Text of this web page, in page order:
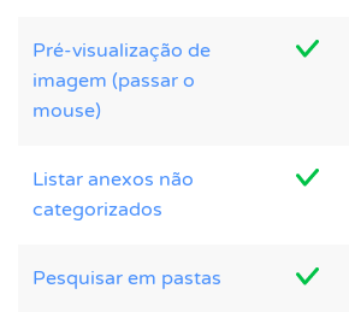
Pré-visualização de
imagem (passar o
mouse)
Listar anexos não
categorizados
Pesquisar em pastas